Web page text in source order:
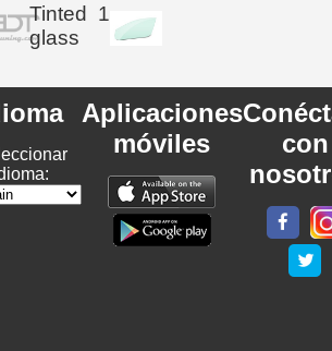
Tinted
glass
1
Aplicaciones
móviles
con